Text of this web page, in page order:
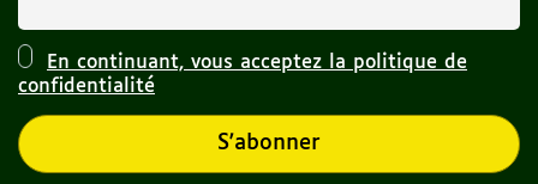
En continuant, vous acceptez la politique de
confidentialité